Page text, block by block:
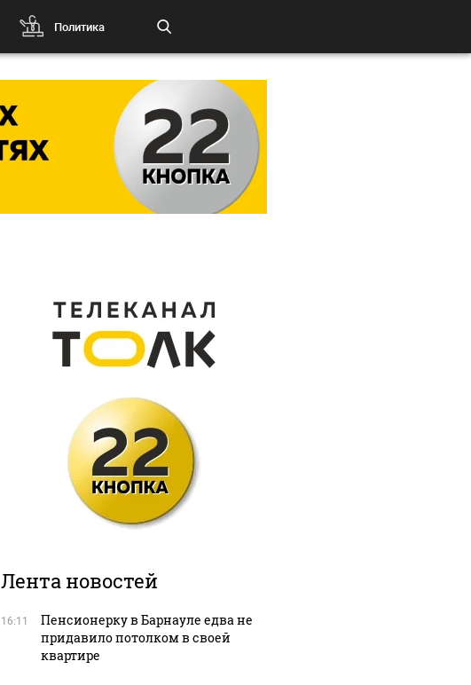
Политика
Лента новостей
16:11
Пенсионерку в Барнауле едва не
придавило потолком в своей
квартире